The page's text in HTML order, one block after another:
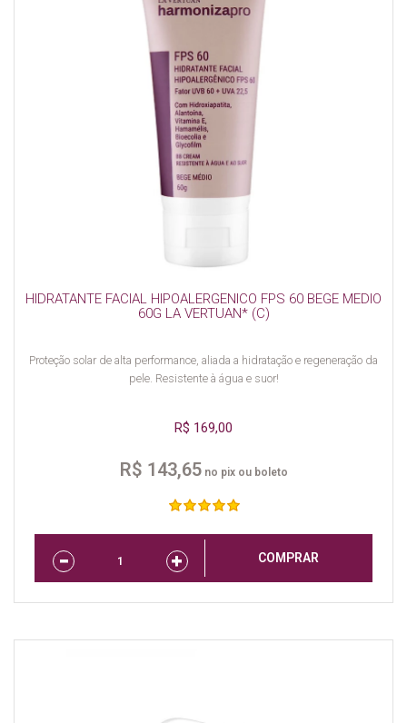
HIDRATANTE FACIAL HIPOALERGENICO FPS 60 BEGE MEDIO
60G LA VERTUAN* (C)
Proteção solar de alta performance, aliada a hidratação e regeneração da
pele. Resistente à água e suor!
R$ 169,00
R$ 143,65no pix ou boleto
COMPRAR